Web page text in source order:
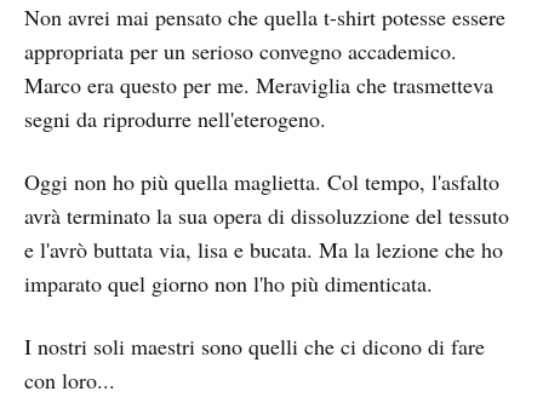
Non avrei mai pensato che quella t-shirt potesse essere
appropriata per un serioso convegno accademico.
Marco era questo per me. Meraviglia che trasmetteva
segni da riprodurre nell'eterogeno.
Oggi non ho più quella maglietta. Col tempo, l'asfalto
avrà terminato la sua opera di dissoluzzione del tessuto
e l'avrò buttata via, lisa e bucata. Ma la lezione che ho
imparato quel giorno non l'ho più dimenticata.
I nostri soli maestri sono quelli che ci dicono di fare
con loro...